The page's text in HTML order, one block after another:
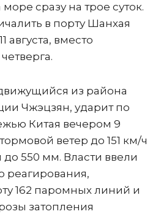
сразу на трое суток.
в порту Шанхая
августа, вместо
из района
Чжэцзян, ударит по
Китая вечером 9
ветер до 151 км/ч
550 мм. Власти ввели
реагирования,
162 паромных линий и
затопления